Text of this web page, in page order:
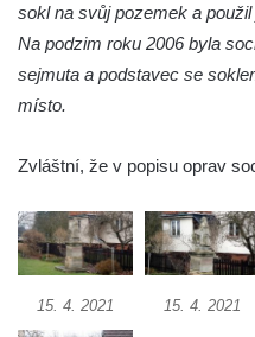
Budějovicích
Socha S tebou v parku na
náměstí v Českých
Českých Budějovicích
Pomník Vojtěcha
Pomník Přemysla Otakara
sokl na svůj pozemek a
Na podzim roku 2006 byla
sejmuta a podstavec se
místo.
Zvláštní, že v popisu oprav
15. 4. 2021 15. 4. 2021